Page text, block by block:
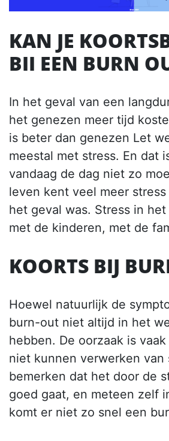
KAN JE
BII EEN BURN
In het geval van een
het genezen meer tijd
is beter dan genezen Let
meestal met stress. En dat
vandaag de dag niet zo
leven kent veel meer
het geval was. Stress in
met de kinderen, met de
KOORTS BIJ
Hoewel natuurlijk de
burn-out niet altijd in het
hebben. De oorzaak is
niet kunnen verwerken van
bemerken dat het door de
goed gaat, en meteen zelf
komt er niet zo snel een